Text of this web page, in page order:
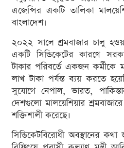
এজেন্সির একটি তালিকা
বাংলাদেশ।
২০২২ সালে শ্রমবাজার চালু
একটি সিন্ডিকেটের কারণে
টাকার পরিবর্তে একজন কর্মীকে
লাখ টাকা পর্যন্ত ব্যয় করতে
সুযোগে নেপাল, ভারত,
দেশগুলো মালয়েশিয়ার
শক্তিশালী করেছে।
সিন্ডিকেটবিরোধী অবস্থানের